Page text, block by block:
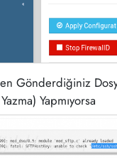
Gönderdiğiniz
Yapmıyorsa